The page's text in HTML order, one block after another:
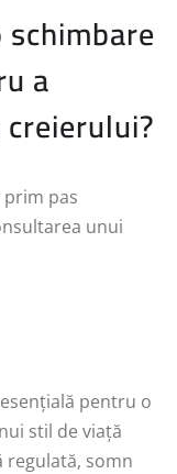
a
pas
unui
pentru o
stil de viață
regulată, somn